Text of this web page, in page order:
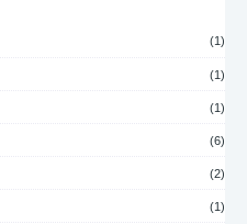
(1)
(1)
(1)
(6)
(2)
(1)